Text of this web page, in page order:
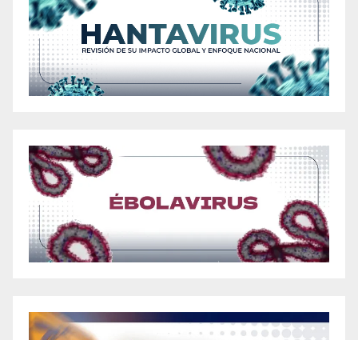
Weight Loss Gummies That Actually Work
Are They Legit? Uncovering the Best Keto
Gummies to Lose Weight
Ariana Grande 2024 Weight Loss Revelation: 5
Key Strategies Uncovered
Atomic Keto Gummies Reviewed: Discover the
Real Supplement Facts for this Popular Product
Aubrey O’Day: Embracing Change And Body
Positivity Amid Weight Gain
Audi Crooks Weight Loss: A Journey Towards
Health and Fitness
Achieved His Remarkable Weight Loss?
B-Extra Reviews: Safe Diet Pills or Fake B+